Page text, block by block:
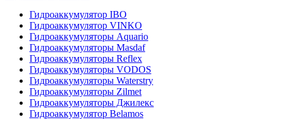
Гидроаккумулятор IBO
Гидроаккумулятор VINKO
Гидроаккумуляторы Aquario
Гидроаккумуляторы Masdaf
Гидроаккумуляторы Reflex
Гидроаккумуляторы VODOS
Гидроаккумуляторы Waterstry
Гидроаккумуляторы Zilmet
Гидроаккумуляторы Джилекс
Гидроаккумулятор Belamos